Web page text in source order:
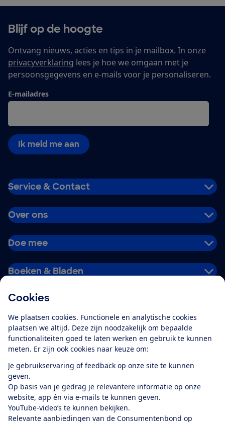
Cookies
We plaatsen cookies. Functionele en analytische cookies
plaatsen we altijd. Deze zijn noodzakelijk om bepaalde
functionaliteiten goed te laten werken en gebruik te kunnen
meten. Er zijn ook cookies naar keuze om:
Je gebruikservaring of feedback op onze site te kunnen
geven.
Op basis van je gedrag je relevantere informatie op onze
website, app én via e-mails te kunnen geven.
YouTube-video’s te kunnen bekijken.
Relevante aanbiedingen van de Consumentenbond op
Blijf op de hoogte
Ontvang nieuws, acties en tips in je mailbox. In onze
privacyverklaring lees je hoe we omgaan met je
persoonsgegevens en e-mails voor je personaliseren.
E-mailadres
Ik meld me aan
Service & Contact
Over ons
Doe mee
Boeken & Bladen
Alles over de
app
Algemene Voorwaarden
Privacyverklaring
Cookiebeleid
Privacyvoorkeuren